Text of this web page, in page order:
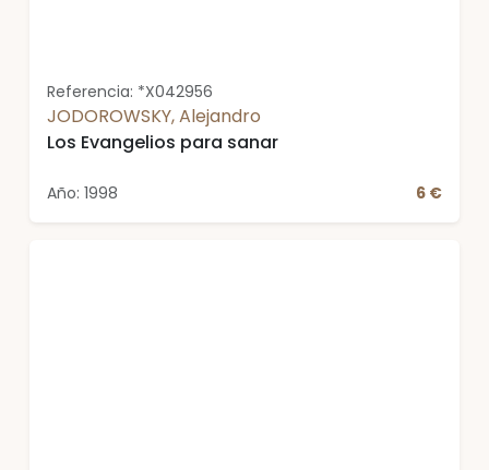
Referencia: *X042956
JODOROWSKY, Alejandro
Los Evangelios para sanar
Año: 1998 6 €